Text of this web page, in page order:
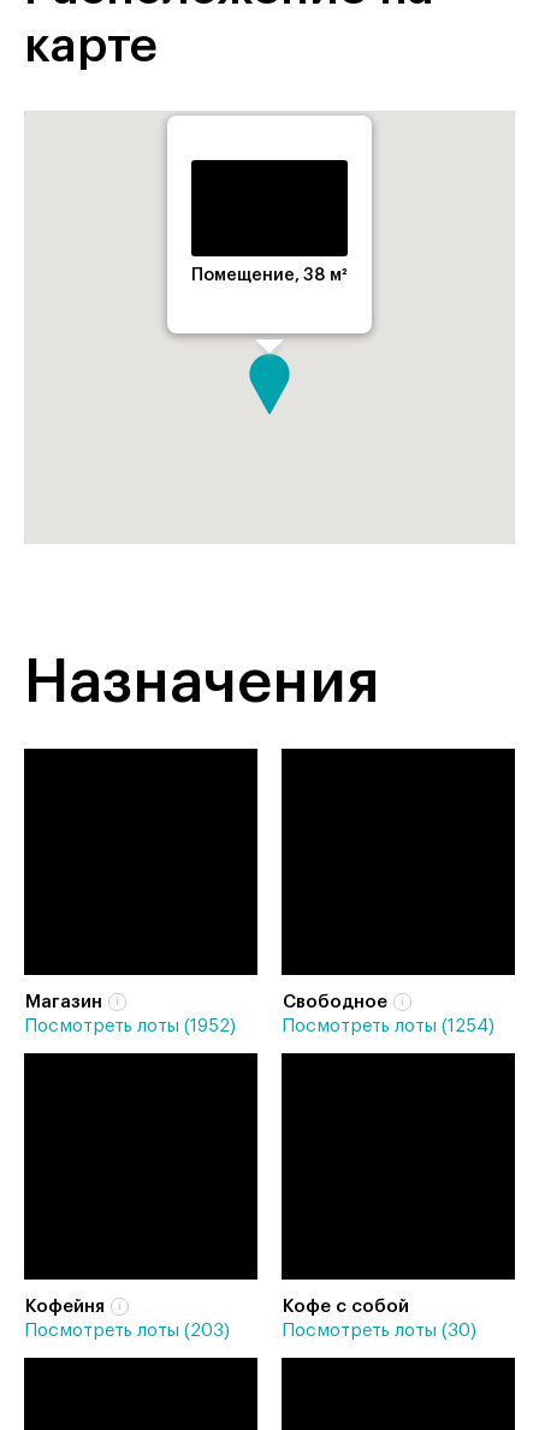
карте
Помещение, 38 м²
Назначения
Магазин
Посмотреть лоты (1952)
Свободное
Посмотреть лоты (1254)
Кофейня
Посмотреть лоты (203)
Кофе с собой
Посмотреть лоты (30)